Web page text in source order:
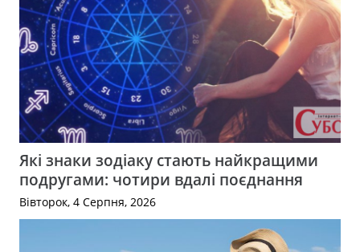
Які знаки зодіаку стають найкращими
подругами: чотири вдалі поєднання
Вівторок, 4 Серпня, 2026